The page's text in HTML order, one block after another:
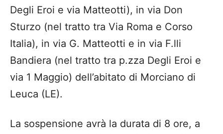
Degli Eroi e via Matteotti), in via Don
Sturzo (nel tratto tra Via Roma e Corso
Italia), in via G. Matteotti e in via F.lli
Bandiera (nel tratto tra p.zza Degli Eroi e
via 1 Maggio) dell’abitato di Morciano di
Leuca (LE).
La sospensione avrà la durata di 8 ore, a